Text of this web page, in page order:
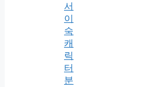
서
이
숙
캐
릭
터
분